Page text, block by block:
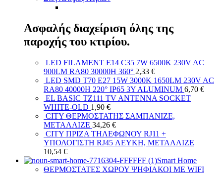
Ασφαλής διαχείριση όλης της
παροχής του κτιρίου.
LED FILAMENT E14 C35 7W 6500K 230V AC
900LM RA80 30000H 360° 2,33 €
LED SMD T70 E27 15W 3000K 1650LM 230V AC
RA80 40000H 220° IP65 3Y ALUMINUM 6,70 €
EL BASIC TZ111 TV ANTENNA SOCKET
WHITE-OLD 1,90 €
CITY ΘΕΡΜΟΣΤΑΤΗΣ ΣΑΜΠΑΝΙΖΕ,
ΜΕΤΑΛΛΙΖΕ 34,26 €
CITY ΠΡΙΖΑ ΤΗΛΕΦΩΝΟΥ RJ11 +
ΥΠΟΛΟΓΙΣΤΗ RJ45 ΛΕΥΚΗ, ΜΕΤΑΛΛΙΖΕ
10,54 €
Smart Home
ΘΕΡΜΟΣΤΑΤΕΣ ΧΩΡΟΥ ΨΗΦΙΑΚΟΙ ΜΕ WIFI